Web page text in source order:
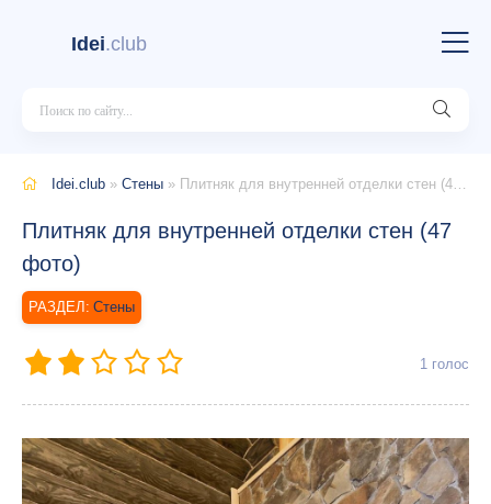
Idei.club
Idei.club » Стены » Плитняк для внутренней отделки стен (47 фото)
Плитняк для внутренней отделки стен (47
фото)
Стены
1 голос